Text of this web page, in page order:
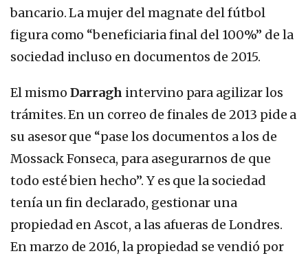
bancario. La mujer del magnate del fútbol
figura como “beneficiaria final del 100%” de la
sociedad incluso en documentos de 2015.
El mismo Darragh intervino para agilizar los
trámites. En un correo de finales de 2013 pide a
su asesor que “pase los documentos a los de
Mossack Fonseca, para asegurarnos de que
todo esté bien hecho”. Y es que la sociedad
tenía un fin declarado, gestionar una
propiedad en Ascot, a las afueras de Londres.
En marzo de 2016, la propiedad se vendió por